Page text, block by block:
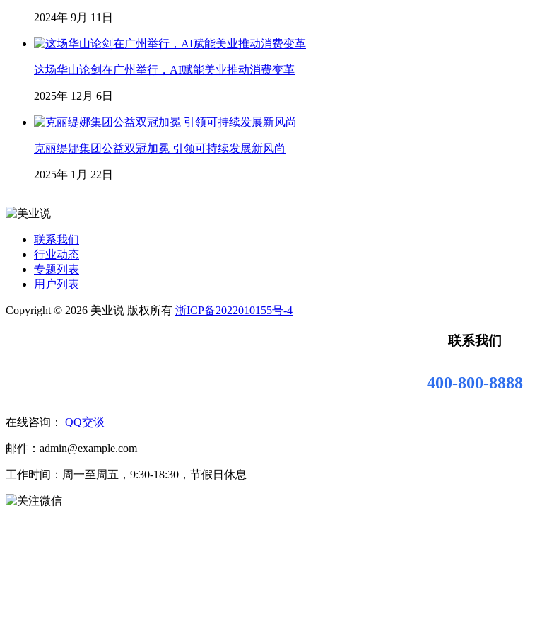
2024年 9月 11日
这场华山论剑在广州举行，AI赋能美业推动消费变革
2025年 12月 6日
克丽缇娜集团公益双冠加冕 引领可持续发展新风尚
2025年 1月 22日
联系我们
行业动态
专题列表
用户列表
Copyright © 2026 美业说 版权所有 浙ICP备2022010155号-4
联系我们
400-800-8888
在线咨询： QQ交谈
邮件：admin@example.com
工作时间：周一至周五，9:30-18:30，节假日休息